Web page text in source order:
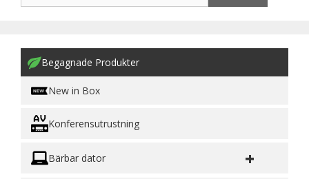
Begagnade Produkter
New in Box
Konferensutrustning
Bärbar dator +